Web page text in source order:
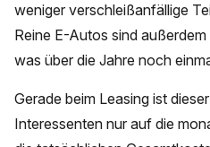
weniger verschleißanfällige
Reine E-Autos sind
was über die Jahre noch
Gerade beim Leasing ist
Interessenten nur auf die